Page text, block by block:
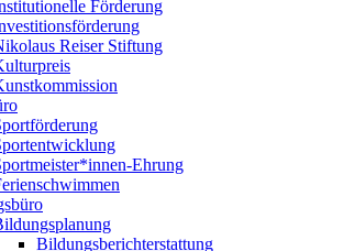
Förderung
Reiser Stiftung
Ehrung
Bildungsberichterstattung